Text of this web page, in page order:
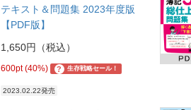
テキスト＆問題集 2023年度版
【PDF版】
1,650円（税込）
600pt (40%) ? 生存戦略セール！
2023.02.22発売